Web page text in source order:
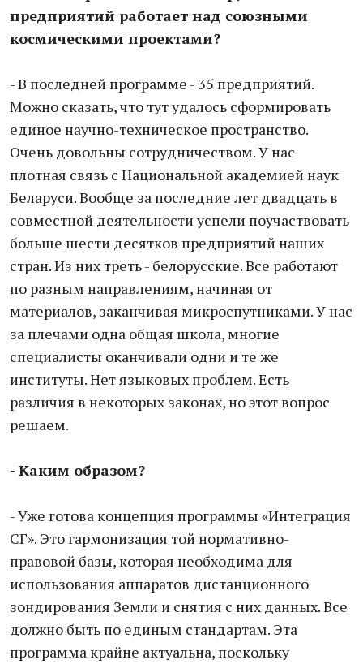
предприятий работает над союзными
космическими проектами?
- В последней программе - 35 предприятий.
Можно сказать, что тут удалось сформировать
единое научно-техническое пространство.
Очень довольны сотрудничеством. У нас
плотная связь с Национальной академией наук
Беларуси. Вообще за последние лет двадцать в
совместной деятельности успели поучаствовать
больше шести десятков предприятий наших
стран. Из них треть - белорусские. Все работают
по разным направлениям, начиная от
материалов, заканчивая микроспутниками. У нас
за плечами одна общая школа, многие
специалисты оканчивали одни и те же
институты. Нет языковых проблем. Есть
различия в некоторых законах, но этот вопрос
решаем.
- Каким образом?
- Уже готова концепция программы «Интеграция
СГ». Это гармонизация той нормативно-
правовой базы, которая необходима для
использования аппаратов дистанционного
зондирования Земли и снятия с них данных. Все
должно быть по единым стандартам. Эта
программа крайне актуальна, поскольку